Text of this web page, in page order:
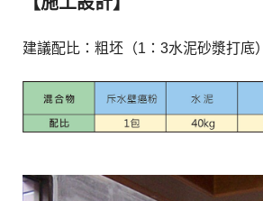
建議配比：粗坯（1：3水泥砂漿打底）